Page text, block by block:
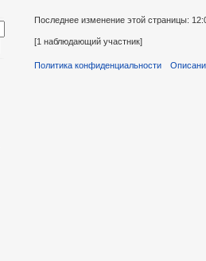
Последнее изменение этой страницы:
[1 наблюдающий участник]
Политика конфиденциальности